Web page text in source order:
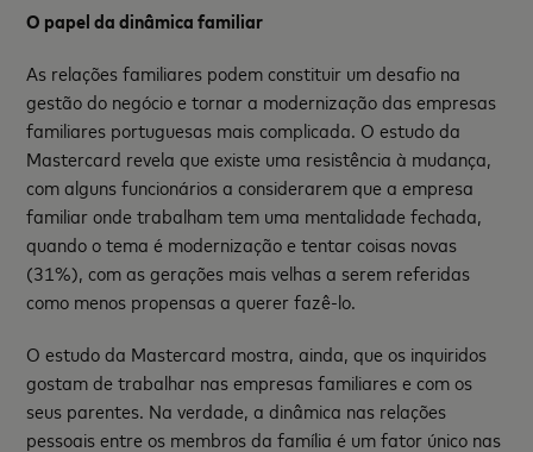
O papel da dinâmica familiar
As relações familiares podem constituir um desafio na
gestão do negócio e tornar a modernização das empresas
familiares portuguesas mais complicada. O estudo da
Mastercard revela que existe uma resistência à mudança,
com alguns funcionários a considerarem que a empresa
familiar onde trabalham tem uma mentalidade fechada,
quando o tema é modernização e tentar coisas novas
(31%), com as gerações mais velhas a serem referidas
como menos propensas a querer fazê-lo.
O estudo da Mastercard mostra, ainda, que os inquiridos
gostam de trabalhar nas empresas familiares e com os
seus parentes. Na verdade, a dinâmica nas relações
pessoais entre os membros da família é um fator único nas